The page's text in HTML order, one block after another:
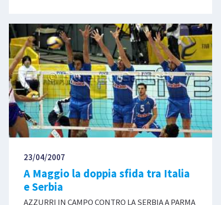
23/04/2007
A Maggio la doppia sfida tra Italia
e Serbia
AZZURRI IN CAMPO CONTRO LA SERBIA A PARMA